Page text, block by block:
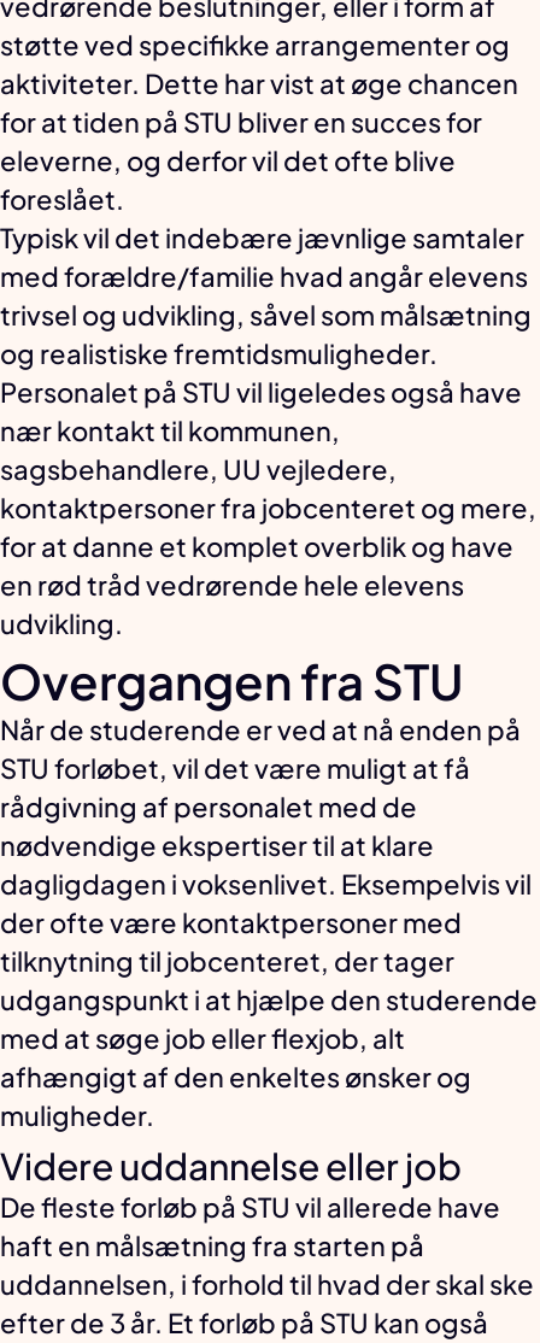
støtte ved specifikke arrangementer og
aktiviteter. Dette har vist at øge chancen
for at tiden på STU bliver en succes for
eleverne, og derfor vil det ofte blive
foreslået.
Typisk vil det indebære jævnlige samtaler
med forældre/familie hvad angår elevens
trivsel og udvikling, såvel som målsætning
og realistiske fremtidsmuligheder.
Personalet på STU vil ligeledes også have
nær kontakt til kommunen,
sagsbehandlere, UU vejledere,
kontaktpersoner fra jobcenteret og mere,
for at danne et komplet overblik og have
en rød tråd vedrørende hele elevens
udvikling.
Overgangen fra STU
Når de studerende er ved at nå enden på
STU forløbet, vil det være muligt at få
rådgivning af personalet med de
nødvendige ekspertiser til at klare
dagligdagen i voksenlivet. Eksempelvis vil
der ofte være kontaktpersoner med
tilknytning til jobcenteret, der tager
udgangspunkt i at hjælpe den studerende
med at søge job eller flexjob, alt
afhængigt af den enkeltes ønsker og
muligheder.
Videre uddannelse eller job
De fleste forløb på STU vil allerede have
haft en målsætning fra starten på
uddannelsen, i forhold til hvad der skal ske
efter de 3 år. Et forløb på STU kan også